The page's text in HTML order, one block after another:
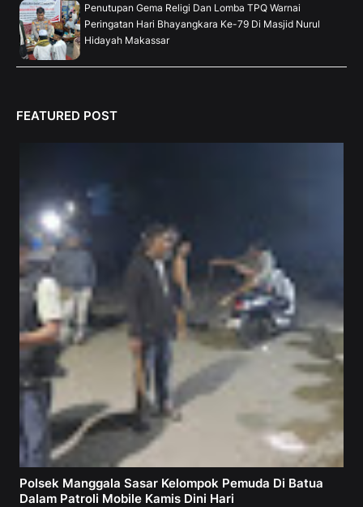
Penutupan Gema Religi Dan Lomba TPQ Warnai
Peringatan Hari Bhayangkara Ke-79 Di Masjid Nurul
Hidayah Makassar
FEATURED POST
Polsek Manggala Sasar Kelompok Pemuda Di Batua
Dalam Patroli Mobile Kamis Dini Hari